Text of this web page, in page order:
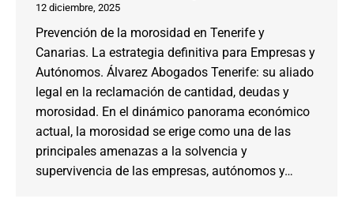
12 diciembre, 2025
Prevención de la morosidad en Tenerife y
Canarias. La estrategia definitiva para Empresas y
Autónomos. Álvarez Abogados Tenerife: su aliado
legal en la reclamación de cantidad, deudas y
morosidad. En el dinámico panorama económico
actual, la morosidad se erige como una de las
principales amenazas a la solvencia y
supervivencia de las empresas, autónomos y…